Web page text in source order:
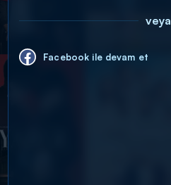
veya
Facebook ile devam et